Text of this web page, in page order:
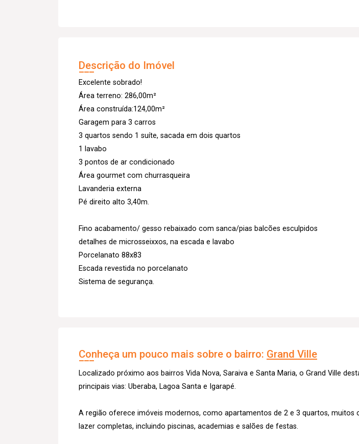
Descrição do Imóvel
Excelente sobrado!
Área terreno: 286,00m²
Área construída:124,00m²
Garagem para 3 carros
3 quartos sendo 1 suíte, sacada em dois quartos
1 lavabo
3 pontos de ar condicionado
Área gourmet com churrasqueira
Lavanderia externa
Pé direito alto 3,40m.
Fino acabamento/ gesso rebaixado com sanca/pias balcões esculpidos
detalhes de microsseixxos, na escada e lavabo
Porcelanato 88x83
Escada revestida no porcelanato
Sistema de segurança.
Conheça um pouco mais sobre o bairro: Grand Ville
Localizado próximo aos bairros Vida Nova, Saraiva e Santa Maria, o Grand Ville
principais vias: Uberaba, Lagoa Santa e Igarapé.
A região oferece imóveis modernos, como apartamentos de 2 e 3 quartos, muitos
lazer completas, incluindo piscinas, academias e salões de festas.